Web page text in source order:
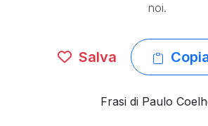
noi.
Salva
Frasi di Paulo